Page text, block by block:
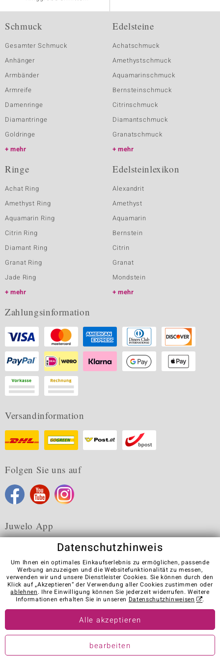
Schmuck
Gesamter Schmuck
Anhänger
Armbänder
Armreife
Damenringe
Diamantringe
Goldringe
mehr
Edelsteine
Achatschmuck
Amethystschmuck
Aquamarinschmuck
Bernsteinschmuck
Citrinschmuck
Diamantschmuck
Granatschmuck
mehr
Ringe
Achat Ring
Amethyst Ring
Aquamarin Ring
Citrin Ring
Diamant Ring
Granat Ring
Jade Ring
mehr
Edelsteinlexikon
Alexandrit
Amethyst
Aquamarin
Bernstein
Citrin
Granat
Mondstein
mehr
Zahlungsinformation
Versandinformation
Folgen Sie uns auf
Juwelo App
Karriere AGB Datenschutz Cookies
Impressum
Kontakt
Vertrag widerrufen
Visit our stores in other countries:
© Juwelo Deutschland GmbH (ein Tochterunternehmen der elumeo
SE)
Datenschutzhinweis
Um Ihnen ein optimales Einkaufserlebnis zu ermöglichen, passende
Werbung anzuzeigen und die Websitefunktionalität zu messen,
verwenden wir und unsere Dienstleister Cookies. Sie können durch den
Klick auf „Akzeptieren“ der Verwendung aller Cookies zustimmen oder
ablehnen. Ihre Einwilligung können Sie jederzeit widerrufen. Weitere
Informationen erhalten Sie in unseren Datenschutzhinweisen .
Alle akzeptieren
bearbeiten